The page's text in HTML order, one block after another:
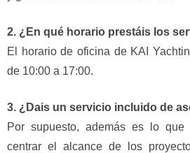
2. ¿En qué horario prestáis los
El horario de oficina de KAI
de 10:00 a 17:00.
3. ¿Dais un servicio incluido de
Por supuesto, además es lo que
centrar el alcance de los